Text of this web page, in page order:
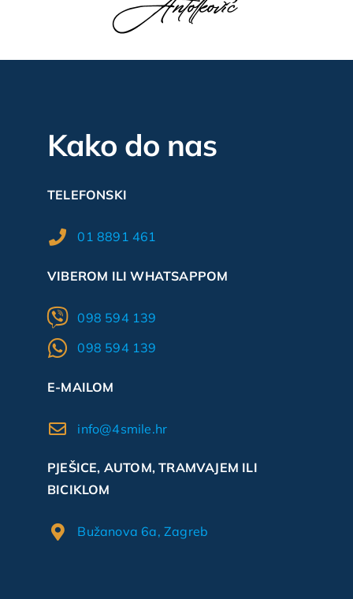
Kako do nas
TELEFONSKI
01 8891 461
VIBEROM ILI WHATSAPPOM
098 594 139
098 594 139
E-MAILOM
info@4smile.hr
PJEŠICE, AUTOM, TRAMVAJEM ILI
BICIKLOM
Bužanova 6a, Zagreb